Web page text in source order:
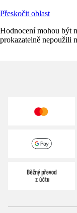
Přeskočit oblast
Hodnocení mohou být
prokazatelně nepoužili